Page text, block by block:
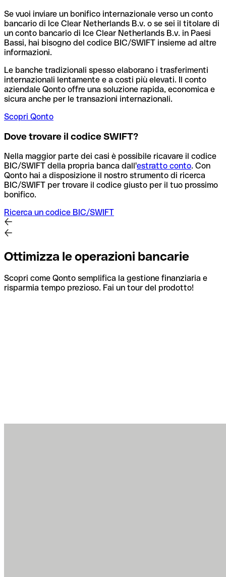
Se vuoi inviare un bonifico internazionale verso un conto
bancario di Ice Clear Netherlands B.v. o se sei il titolare di
un conto bancario di Ice Clear Netherlands B.v. in Paesi
Bassi, hai bisogno del codice BIC/SWIFT insieme ad altre
informazioni.
Le banche tradizionali spesso elaborano i trasferimenti
internazionali lentamente e a costi più elevati. Il conto
aziendale Qonto offre una soluzione rapida, economica e
sicura anche per le transazioni internazionali.
Scopri Qonto
Dove trovare il codice SWIFT?
Nella maggior parte dei casi è possibile ricavare il codice
BIC/SWIFT della propria banca dall'estratto conto. Con
Qonto hai a disposizione il nostro strumento di ricerca
BIC/SWIFT per trovare il codice giusto per il tuo prossimo
bonifico.
Ricerca un codice BIC/SWIFT
Ottimizza le operazioni bancarie
Scopri come Qonto semplifica la gestione finanziaria e
risparmia tempo prezioso. Fai un tour del prodotto!